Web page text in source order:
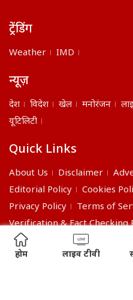
ट्रेंडिंग
Weather IMD
न्यूज़
देश विदेश खेल मनोरंजन
यूटिलिटी
Quick Links
About Us Disclaimer
Editorial Policy
Cookies
Privacy Policy
Terms of
Verification & Fact Checking
©2026 India Daily. All right
होम लाइव टीवी